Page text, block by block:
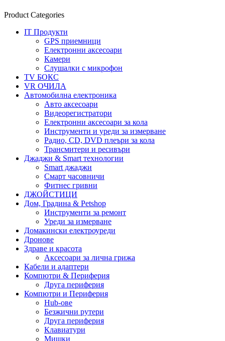
Product Categories
IT Продукти
GPS приемници
Електронни аксесоари
Камери
Слушалки с микрофон
TV БОКС
VR ОЧИЛА
Автомобилна електроника
Авто аксесоари
Видеорегистратори
Електронни аксесоари за кола
Инструменти и уреди за измерване
Радио, CD, DVD плеъри за кола
Трансмитери и ресивъри
Джаджи & Smart технологии
Smart джаджи
Смарт часовничи
Фитнес гривни
ДЖОЙСТИЦИ
Дом, Градина & Petshop
Инструменти за ремонт
Уреди за измерване
Домакински електроуреди
Дронове
Здраве и красота
Аксесоари за лична грижа
Кабели и адаптери
Компютри & Периферия
Друга периферия
Компютри и Периферия
Hub-ове
Безжични рутери
Друга периферия
Клавиатури
Мишки